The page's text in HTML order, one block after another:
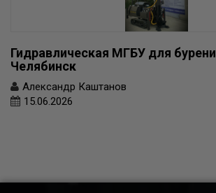
Гидравлическая МГБУ для
Челябинск
Александр Каштанов
15.06.2026